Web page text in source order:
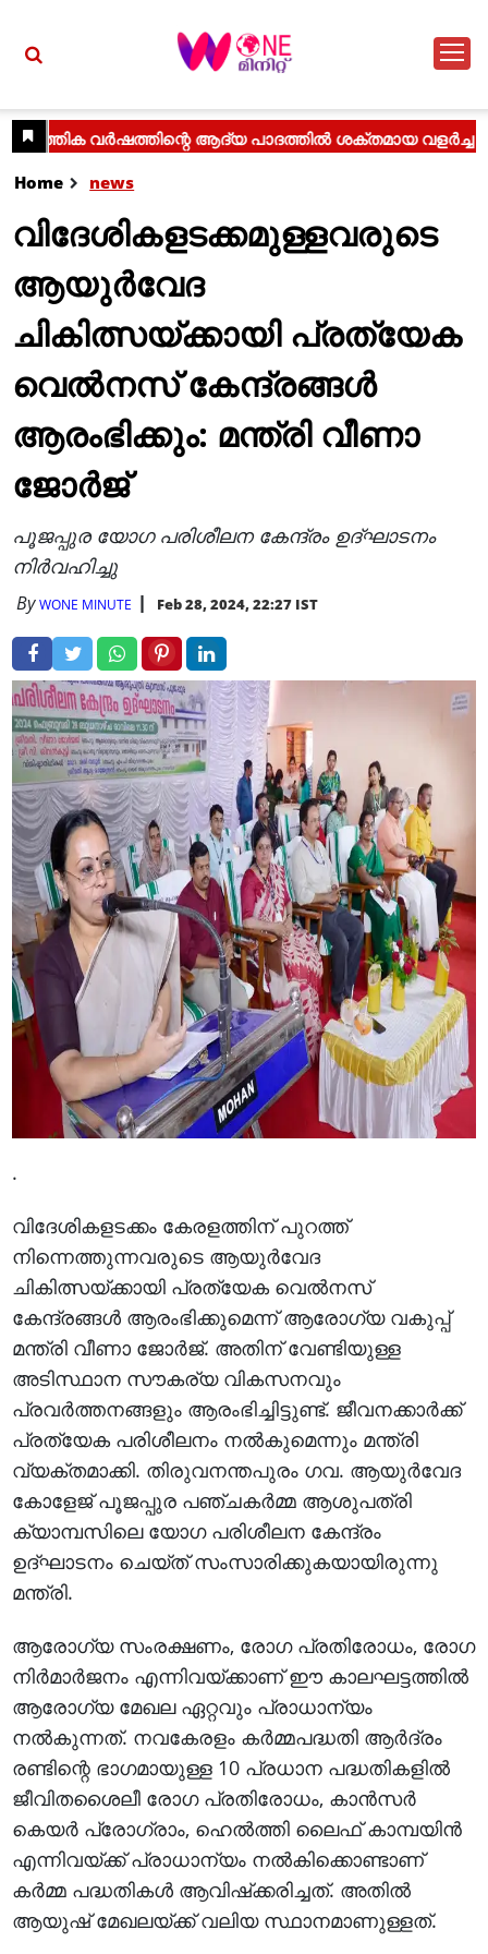
Home news
വിദേശികളടക്കമുള്ളവരുടെ
ആയുര്‍വേദ
ചികിത്സയ്ക്കായി പ്രത്യേക
വെല്‍നസ് കേന്ദ്രങ്ങള്‍
ആരംഭിക്കും: മന്ത്രി വീണാ
ജോര്‍ജ്
പൂജപ്പുര യോഗ പരിശീലന കേന്ദ്രം ഉദ്ഘാടനം
നിര്‍വഹിച്ചു
ByWONE MINUTE Feb 28, 2024, 22:27 IST
.
വിദേശികളടക്കം കേരളത്തിന് പുറത്ത്
നിന്നെത്തുന്നവരുടെ ആയുര്‍വേദ
ചികിത്സയ്ക്കായി പ്രത്യേക വെല്‍നസ്
കേന്ദ്രങ്ങള്‍ ആരംഭിക്കുമെന്ന് ആരോഗ്യ വകുപ്പ്
മന്ത്രി വീണാ ജോര്‍ജ്. അതിന് വേണ്ടിയുള്ള
അടിസ്ഥാന സൗകര്യ വികസനവും
പ്രവര്‍ത്തനങ്ങളും ആരംഭിച്ചിട്ടുണ്ട്. ജീവനക്കാര്‍ക്ക്
പ്രത്യേക പരിശീലനം നല്‍കുമെന്നും മന്ത്രി
വ്യക്തമാക്കി. തിരുവനന്തപുരം ഗവ. ആയുര്‍വേദ
കോളേജ് പൂജപ്പുര പഞ്ചകര്‍മ്മ ആശുപത്രി
ക്യാമ്പസിലെ യോഗ പരിശീലന കേന്ദ്രം
ഉദ്ഘാടനം ചെയ്ത് സംസാരിക്കുകയായിരുന്നു
മന്ത്രി.
ആരോഗ്യ സംരക്ഷണം, രോഗ പ്രതിരോധം, രോഗ
നിര്‍മാര്‍ജനം എന്നിവയ്ക്കാണ് ഈ കാലഘട്ടത്തില്‍
ആരോഗ്യ മേഖല ഏറ്റവും പ്രാധാന്യം
നല്‍കുന്നത്. നവകേരളം കര്‍മ്മപദ്ധതി ആര്‍ദ്രം
രണ്ടിന്റെ ഭാഗമായുള്ള 10 പ്രധാന പദ്ധതികളില്‍
ജീവിതശൈലീ രോഗ പ്രതിരോധം, കാന്‍സര്‍
കെയര്‍ പ്രോഗ്രാം, ഹെല്‍ത്തി ലൈഫ് കാമ്പയിന്‍
എന്നിവയ്ക്ക് പ്രാധാന്യം നല്‍കിക്കൊണ്ടാണ്
കര്‍മ്മ പദ്ധതികള്‍ ആവിഷ്‌ക്കരിച്ചത്. അതില്‍
ആയുഷ് മേഖലയ്ക്ക് വലിയ സ്ഥാനമാണുള്ളത്.